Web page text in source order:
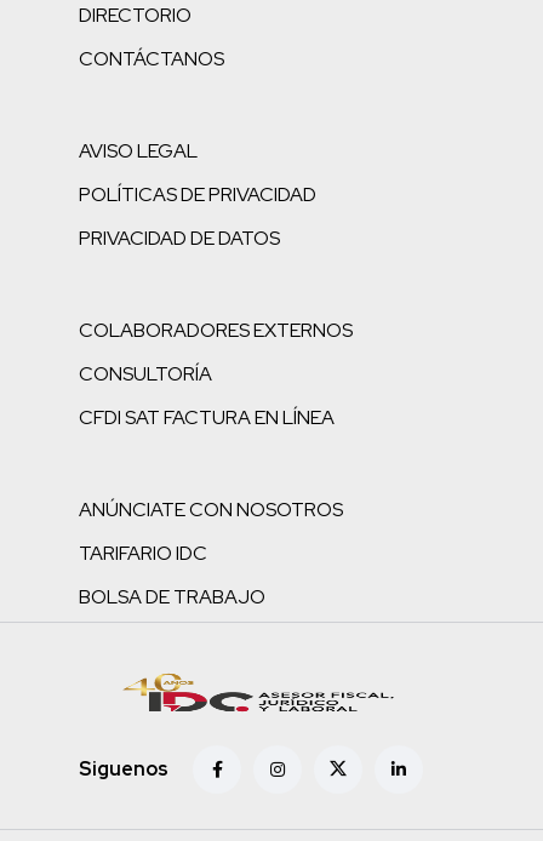
DIRECTORIO
CONTÁCTANOS
AVISO LEGAL
POLÍTICAS DE PRIVACIDAD
PRIVACIDAD DE DATOS
COLABORADORES EXTERNOS
CONSULTORÍA
CFDI SAT FACTURA EN LÍNEA
ANÚNCIATE CON NOSOTROS
TARIFARIO IDC
BOLSA DE TRABAJO
Siguenos